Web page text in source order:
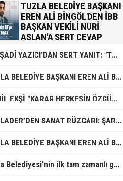
TUZLA BELEDİYE BAŞKANI
EREN ALİ BİNGÖL'DEN İBB
BAŞKAN VEKİLİ NURİ
ASLAN'A SERT CEVAP
Bingöl, İBB Başkan Vekili Nuri
açıklamalarına yazılı bir basın
açıklamasıyla yanıt verdi. Konunun
Tuzlalının geleceğini ilgilendiren
hayati bir sorun olduğunu vurgulayan
2024 yıllarına ait olduğunu belirtti.
DR. ŞADİ YAZICI’DAN SERT YANIT: "TUZLA’YA YÖNELİK KİN VE HIRSIN TUTARSIZLIKLAR MANZUMESİ"
TUZLA BELEDİYE BAŞKANI EREN ALİ BİNGÖL AK PARTİ'DE
CEMİL EKŞİ "KARAR HERKESİN ÖZGÜRLÜĞÜ"
TUZLADER’DEN SANAT RÜZGARI: ŞARKILAR TUZLA İÇİN SÖYLENDİ
TUZLA BELEDİYE BAŞKANI EREN ALİ BİNGÖL’DEN İBB’YE SORULAR: "O ZAMAN NEDEN GÖRMEDİNİZ?
Tuzla Belediyesi'nin ilk tam zamanlı gündüz bakımevi için ön kayıtlar başlıyor